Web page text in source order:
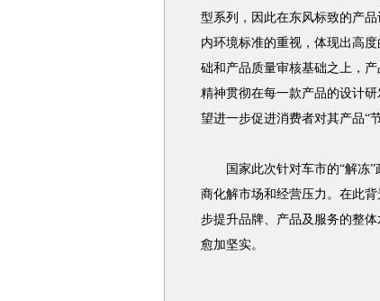
型系列，因此在东风标致的产
内环境标准的重视，体现出高
础和产品质量审核基础之上，
精神贯彻在每一款产品的设计
望进一步促进消费者对其产品“
国家此次针对车市的“解冻”
商化解市场和经营压力。在此
步提升品牌、产品及服务的整
愈加坚实。